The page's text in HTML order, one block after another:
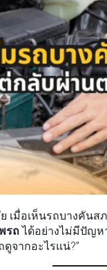
เมื่อเห็นรถบางคัน
รถได้อย่างไม่มีปัญห
จากอะไรแน่?”